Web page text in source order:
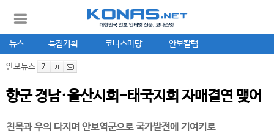
뉴스 특집기획 코나스마당 안보칼럼
안보뉴스
향군 경남·울산시회-태국지회 자매결연 맺어
친목과 우의 다지며 안보역군으로 국가발전에 기여키로